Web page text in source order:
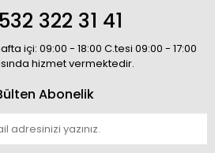
322 31 41
içi: 09:00 - 18:00 C.tesi 09:00 - 17:00
hizmet vermektedir.
Abonelik